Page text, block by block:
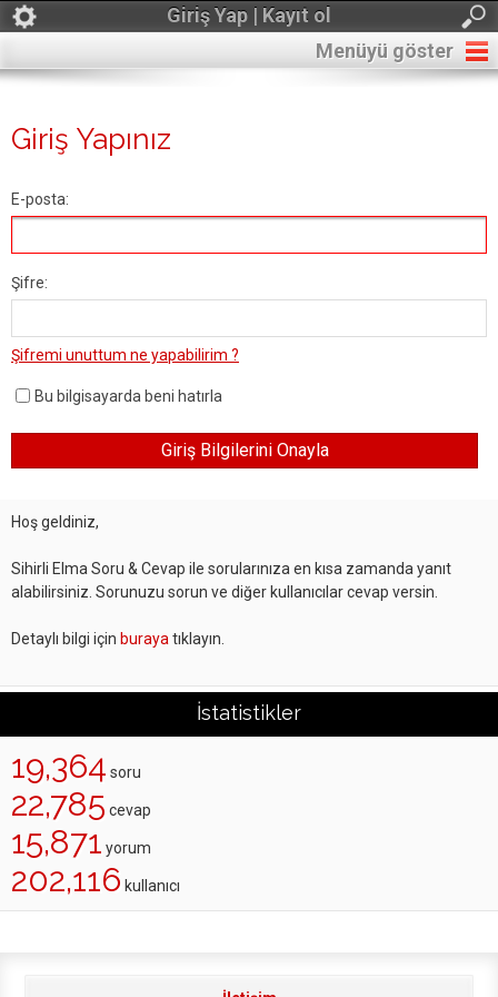
Giriş Yap | Kayıt ol
Menüyü göster
Giriş Yapınız
E-posta:
Şifre:
Şifremi unuttum ne yapabilirim ?
Bu bilgisayarda beni hatırla
Hoş geldiniz,
Sihirli Elma Soru & Cevap ile sorularınıza en kısa zamanda yanıt
alabilirsiniz. Sorunuzu sorun ve diğer kullanıcılar cevap versin.
Detaylı bilgi için buraya tıklayın.
İstatistikler
19,364 soru
22,785 cevap
15,871 yorum
202,116 kullanıcı